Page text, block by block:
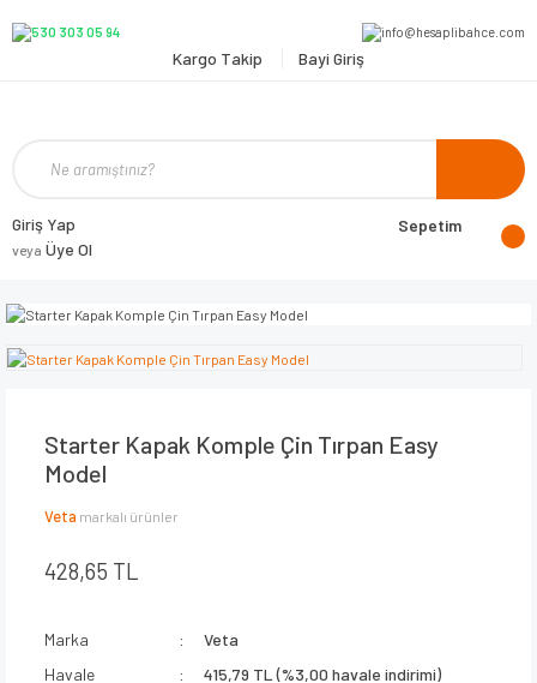
Kargo Takip Bayi Giriş
Giriş Yap
veya Üye Ol
Sepetim
Starter Kapak Komple Çin Tırpan Easy
Model
Veta markalı ürünler
428,65 TL
Marka
Veta
Havale
415,79 TL (%3,00 havale indirimi)